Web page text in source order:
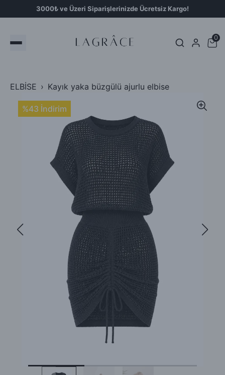
3000₺ ve Üzeri Siparişlerinizde Ücretsiz Kargo!
0
ELBİSE Kayık yaka büzgülü ajurlu elbise
%43 İndirim